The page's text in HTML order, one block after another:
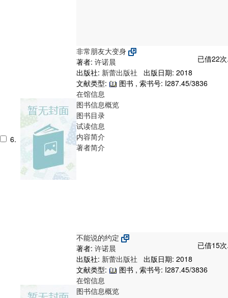
6.
非常朋友大变身
已借22
著者: 许诺晨
出版社: 新蕾出版社
出版日期: 2018
文献类型:
图书 , 索书号: I287.45/3836
在馆信息
图书信息概览
图书目录
试读信息
内容简介
著者简介
不能说的约定
已借15
著者: 许诺晨
出版社: 新蕾出版社
出版日期: 2018
文献类型:
图书 , 索书号: I287.45/3836
在馆信息
图书信息概览